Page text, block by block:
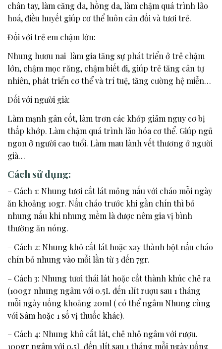
chân tay, làm căng da, hồng da, làm chậm quá trình lão
hoá, điều huyết giúp cơ thể luôn cân đối và tươi trẻ.
Đối với trẻ em chậm lớn:
Nhung hươu nai làm gia tăng sự phát triển ở trẻ chậm
lớn, chậm mọc răng, chậm biết đi, giúp trẻ tăng cân tự
nhiên, phát triển cơ thể và trí tuệ, tăng cường hệ miễn…
Đối với người già:
Làm mạnh gân cốt, làm trơn các khớp giảm nguy cơ bị
thấp khớp. Làm chậm quá trình lão hóa cơ thể. Giúp ngủ
ngon ở người cao tuổi. Làm mau lành vết thương ở người
già…
Cách sử dụng:
– Cách 1: Nhung tươi cắt lát mỏng nấu với cháo mỗi ngày
ăn khoảng 10gr. Nấu cháo trước khi gần chín thì bỏ
nhung nấu khi nhung mềm là được nêm gia vị bình
thường ăn nóng.
– Cách 2: Nhung khô cắt lát hoặc xay thành bột nấu cháo
chín bỏ nhung vào mỗi lần từ 3 đến 7gr.
– Cách 3: Nhung tươi thái lát hoặc cắt thành khúc chẻ ra
(100gr nhung ngâm với 0.5L đến 1lít rượu sau 1 tháng
mỗi ngày uống khoảng 20ml ( có thể ngâm Nhung cùng
với Sâm hoặc 1 số vị thuốc khác).
– Cách 4: Nhung khô cắt lát, chẻ nhỏ ngâm với rượu.
100gr ngâm với 0,5L đến 1lít sau 1 tháng mỗi ngày uống